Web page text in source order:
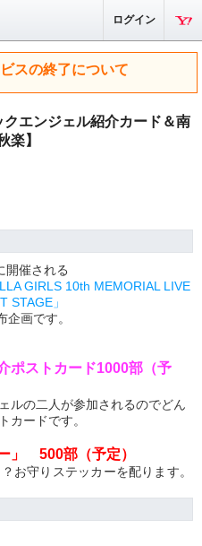
ログイン
スの終了について
クエンジェル紹介カード＆南
楽】
開催される
GIRLS 10th MEMORIAL LIVE
STAGE」
企画です。
ポストカード1000部（予
ルの二人が参加されるのでどん
カードです。
」 500部（予定）
お守りステッカーを配ります。